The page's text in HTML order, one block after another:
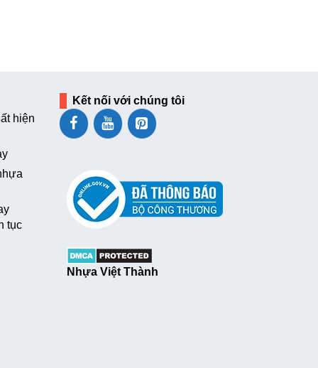
hiện
tục
Kết nối với chúng tôi
Nhựa Việt Thành